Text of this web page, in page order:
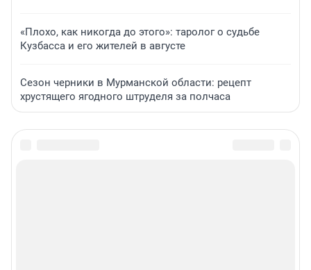
«Плохо, как никогда до этого»: таролог о судьбе
Кузбасса и его жителей в августе
Сезон черники в Мурманской области: рецепт
хрустящего ягодного штруделя за полчаса